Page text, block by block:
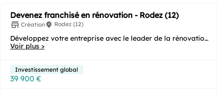
Devenez franchisé en rénovation - Rodez (12)
Création Rodez (12)
Développez votre entreprise avec le leader de la rénovation
Voir plus >
Investissement global
39 900 €